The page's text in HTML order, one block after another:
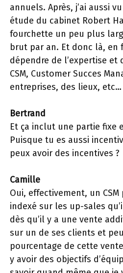
annuels. Après, j’ai aussi
étude du cabinet Robert
fourchette un peu plus
brut par an. Et donc là, en
dépendre de l’expertise et
CSM, Customer Succes
entreprises, des lieux, etc…
Bertrand
Et ça inclut une partie fixe
Puisque tu es aussi
peux avoir des incentives ?
Camille
Oui, effectivement, un
indexé sur les up-sales
dès qu’il y a une vente
sur un de ses clients et
pourcentage de cette
y avoir des objectifs